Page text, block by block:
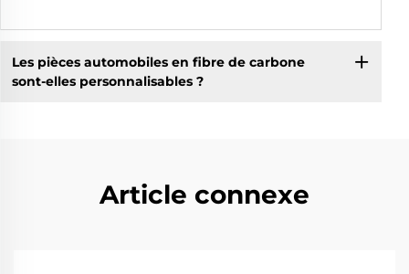
Les pièces automobiles en fibre de carbone
sont-elles personnalisables ?
Article connexe